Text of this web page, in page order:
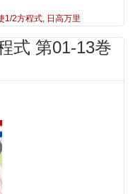
1/2方程式, 日高万里
式 第01-13巻